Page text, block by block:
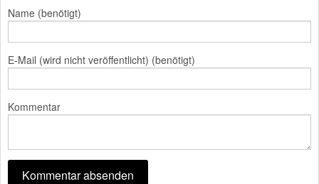
Name (benötigt)
E-Mail (wird nicht veröffentlicht) (benötigt)
Kommentar